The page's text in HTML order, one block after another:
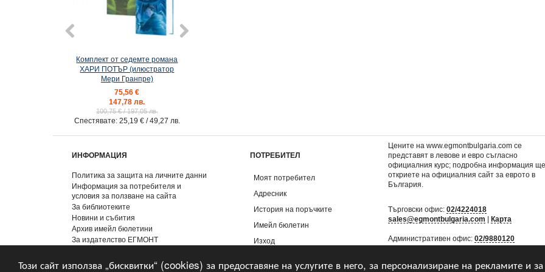
Този сайт използва „бисквитки“ (cookies) за предоставяне на услугите в него, за персонализиране на рекламите и
Комплект от седемте романа
ХАРИ ПОТЪР (илюстратор
Мери Гранпре)
75,56 €
147,78 лв.
100,75 €/ 197,05 лв.
Спестявате: 25,19 € / 49,27 лв.
ИНФОРМАЦИЯ
Политика за защита на личните данни
Информация за потребителя и
условия за ползване на сайта
За библиотеките
Новини и събития
Архив имейл бюлетини
За издателство ЕГМОНТ
ПОТРЕБИТЕЛ
Моят потребител
Адресник
История на поръчките
Имейл бюлетин
Изход
Цените на www.egmontbulgaria.com се
представят в левове и евро съгласно
официалния курс; подробна информация ще
откриете наофициалния сайт за еврото в
България
Търговски офис:02/4224018
sales@egmontbulgaria.com |Карта
Административен офис:02/9880120
mail@egmontbulgaria.com|Карта